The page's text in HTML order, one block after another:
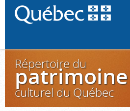
Répertoire du
patrimoine
culturel du Québec